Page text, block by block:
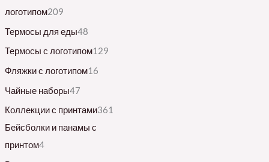
логотипом209
Термосы для еды48
Термосы с логотипом129
Фляжки с логотипом16
Чайные наборы47
Коллекции с принтами361
Бейсболки и панамы с
принтом4